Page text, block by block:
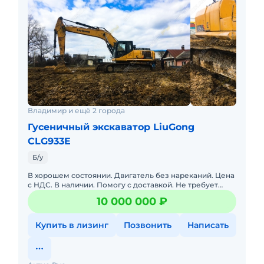
Владимир и ещё 2 города
Гусеничный экскаватор LiuGong
CLG933E
Б/у
В хорошем состоянии. Двигатель без нареканий. Цена
с НДС. В наличии. Помогу с доставкой. Не требует
вложений. Готова к эксплуатации. Обслуживалась у оф.
дилера.
10 000 000 ₽
Купить в лизинг Позвонить Написать